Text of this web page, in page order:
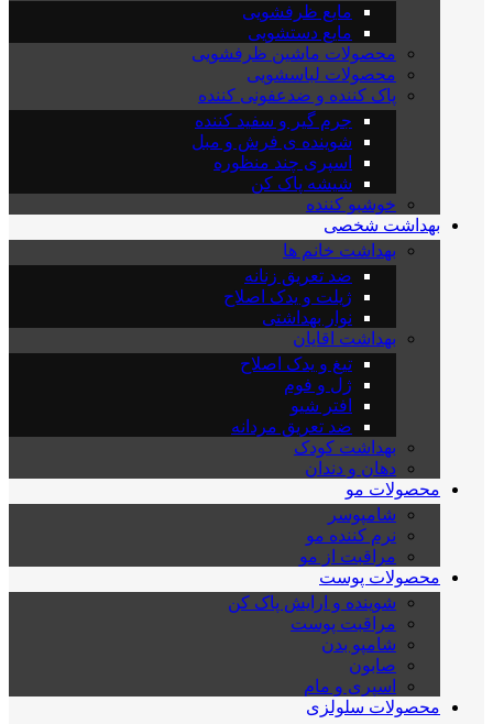
مایع ظرفشویی
مایع دستشویی
محصولات ماشین ظرفشویی
محصولات لباسشویی
پاک کننده و ضدعفونی کننده
جرم گیر و سفید کننده
شوینده ی فرش و مبل
اسپری چند منظوره
شیشه پاک کن
خوشبو کننده
بهداشت شخصی
بهداشت خانم ها
ضد تعریق زنانه
ژیلت و یدک اصلاح
نوار بهداشتی
بهداشت اقایان
تیغ و یدک اصلاح
ژل و فوم
افتر شیو
ضد تعریق مردانه
بهداشت کودک
دهان و دندان
محصولات مو
شامپوسر
نرم کننده مو
مراقبت از مو
محصولات پوست
شوینده و ارایش پاک کن
مراقبت پوست
شامپو بدن
صابون
اسپری و مام
محصولات سلولزی